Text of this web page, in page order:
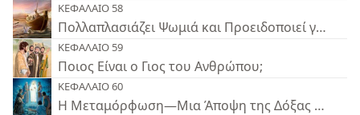
ΚΕΦΑΛΑΙΟ 58
Πολλαπλασιάζει Ψωμιά και Προειδοποιεί για το
ΚΕΦΑΛΑΙΟ 59
Ποιος Είναι ο Γιος του Ανθρώπου;
ΚΕΦΑΛΑΙΟ 60
Η Μεταμόρφωση—Μια Άποψη της Δόξας του